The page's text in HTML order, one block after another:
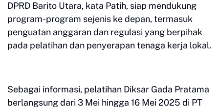
DPRD Barito Utara, kata Patih, siap mendukung
program-program sejenis ke depan, termasuk
penguatan anggaran dan regulasi yang berpihak
pada pelatihan dan penyerapan tenaga kerja lokal.
Sebagai informasi, pelatihan Diksar Gada Pratama
berlangsung dari 3 Mei hingga 16 Mei 2025 di PT